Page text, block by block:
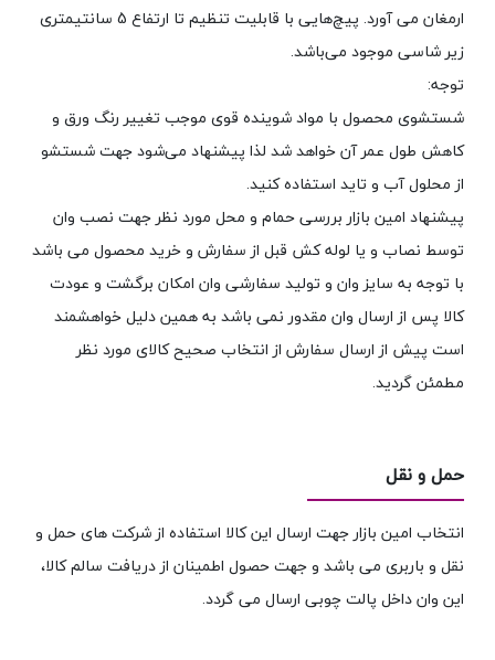
ارمغان می آورد. پیچ‌هایی با قابلیت تنظیم تا ارتفاع 5 سانتیمتری
زیر شاسی موجود می‌باشد.
توجه:
شستشوی محصول با مواد شوینده قوی موجب تغییر رنگ ورق و
کاهش طول عمر آن خواهد شد لذا پیشنهاد می‌شود جهت شستشو
از محلول آب و تاید استفاده کنید.
پیشنهاد امین بازار بررسی حمام و محل مورد نظر جهت نصب وان
توسط نصاب و یا لوله کش قبل از سفارش و خرید محصول می باشد
با توجه به سایز وان و تولید سفارشی وان امکان برگشت و عودت
کالا پس از ارسال وان مقدور نمی باشد به همین دلیل خواهشمند
است پیش از ارسال سفارش از انتخاب صحیح کالای مورد نظر
مطمئن گردید.
حمل و نقل
انتخاب امین بازار جهت ارسال این کالا استفاده از شرکت های حمل و
نقل و باربری می باشد و جهت حصول اطمینان از دریافت سالم کالا،
این وان داخل پالت چوبی ارسال می گردد.